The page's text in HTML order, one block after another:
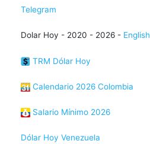
Telegram
Dolar Hoy - 2020 - 2026 - English
TRM Dólar Hoy
Calendario 2026 Colombia
Salario Mínimo 2026
Dólar Hoy Venezuela